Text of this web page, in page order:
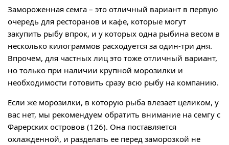
Замороженная семга – это отличный вариант в первую
очередь для ресторанов и кафе, которые могут
закупить рыбу впрок, и у которых одна рыбина весом в
несколько килограммов расходуется за один-три дня.
Впрочем, для частных лиц это тоже отличный вариант,
но только при наличии крупной морозилки и
необходимости готовить сразу всю рыбу на компанию.
Если же морозилки, в которую рыба влезает целиком, у
вас нет, мы рекомендуем обратить внимание на семгу с
Фарерских островов (126). Она поставляется
охлажденной, и разделать ее перед заморозкой не